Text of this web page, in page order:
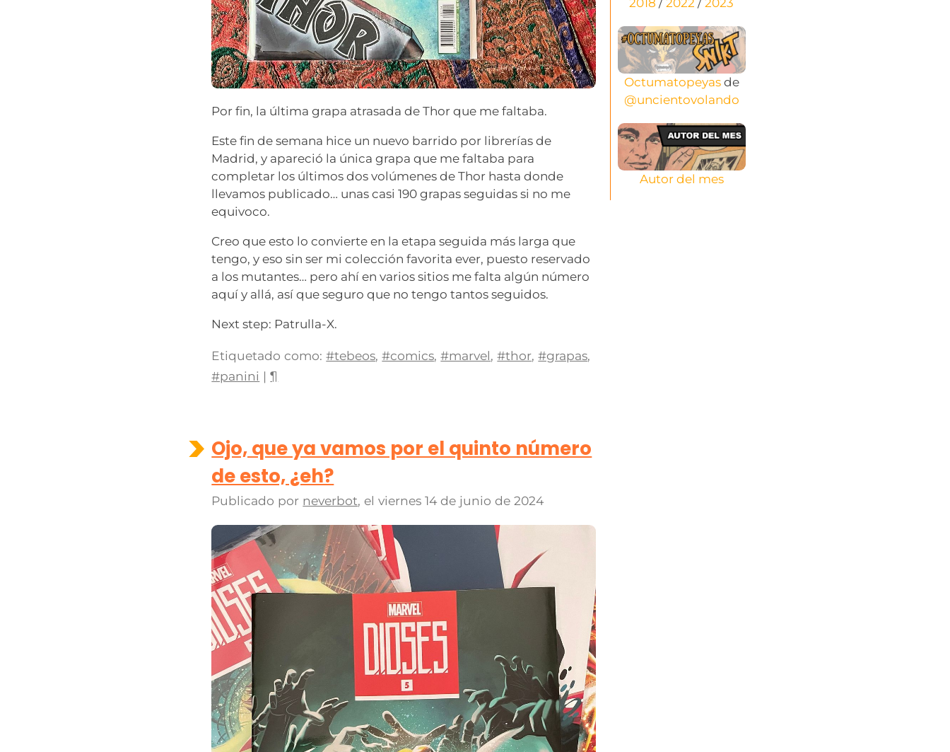
Por fin, la última grapa atrasada de Thor que me faltaba.
Este fin de semana hice un nuevo barrido por librerías de
Madrid, y apareció la única grapa que me faltaba para
completar los últimos dos volúmenes de Thor hasta donde
llevamos publicado… unas casi 190 grapas seguidas si no me
equivoco.
Creo que esto lo convierte en la etapa seguida más larga que
tengo, y eso sin ser mi colección favorita ever, puesto reservado
a los mutantes… pero ahí en varios sitios me falta algún número
aquí y allá, así que seguro que no tengo tantos seguidos.
Next step: Patrulla-X.
Etiquetado como: #tebeos,#comics,#marvel,#thor,#grapas,
#panini |¶
Ojo, que ya vamos por el quinto número
de esto, ¿eh?
Publicado por neverbot, elviernes 14 de junio de 2024
2018 /2022 /2023
Octumatopeyasde
@uncientovolando
Autor del mes